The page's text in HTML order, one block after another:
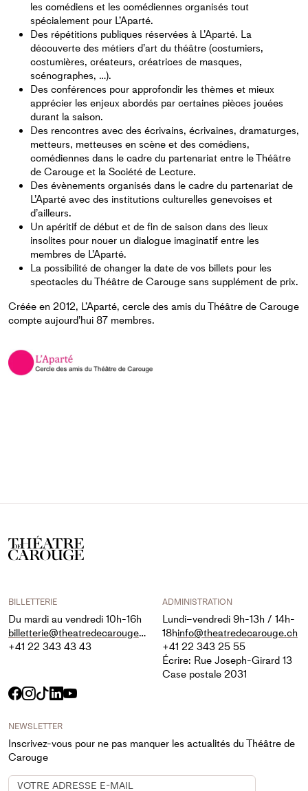
les comédiens et les comédiennes organisés tout
spécialement pour L’Aparté.
Des répétitions publiques réservées à L’Aparté. La
découverte des métiers d’art du théâtre (costumiers,
costumières, créateurs, créatrices de masques,
scénographes, …).
Des conférences pour approfondir les thèmes et mieux
apprécier les enjeux abordés par certaines pièces jouées
durant la saison.
Des rencontres avec des écrivains, écrivaines, dramaturges,
metteurs, metteuses en scène et des comédiens,
comédiennes dans le cadre du partenariat entre le Théâtre
de Carouge et la Société de Lecture.
Des évènements organisés dans le cadre du partenariat de
L’Aparté avec des institutions culturelles genevoises et
d’ailleurs.
Un apéritif de début et de fin de saison dans des lieux
insolites pour nouer un dialogue imaginatif entre les
membres de L’Aparté.
La possibilité de changer la date de vos billets pour les
spectacles du Théâtre de Carouge sans supplément de prix.
Créée en 2012, L’Aparté, cercle des amis du Théâtre de Carouge
compte aujourd’hui 87 membres.
BILLETTERIE
Du mardi au vendredi 10h-16h
billetterie@theatredecarouge.ch
+41 22 343 43 43
Facebook
Instagram
TikTokLinkedIn
YouTube
ADMINISTRATION
Lundi–vendredi 9h-13h / 14h-
18hinfo@theatredecarouge.ch
+41 22 343 25 55
Écrire: Rue Joseph-Girard 13
Case postale 2031
NEWSLETTER
Inscrivez-vous pour ne pas manquer les actualités du Théâtre de
Carouge